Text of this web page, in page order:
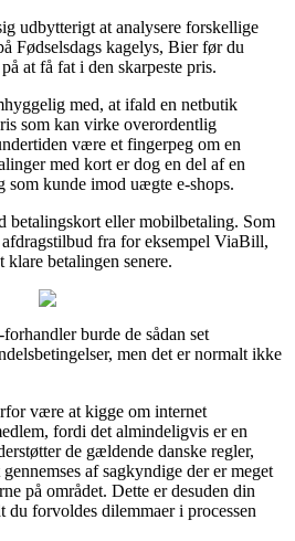
udbytterigt at analysere forskellige
Fødselsdags kagelys, Bier før du
at få fat i den skarpeste pris.
med, at ifald en netbutik
som kan virke overordentlig
være et fingerpeg om en
med kort er dog en del af en
som kunde imod uægte e-shops.
betalingskort eller mobilbetaling. Som
fra for eksempel ViaBill,
betalingen senere.
burde de sådan set
men det er normalt ikke
være at kigge om internet
fordi det almindeligvis er en
de gældende danske regler,
af sagkyndige der er meget
på området. Dette er desuden din
forvoldes dilemmaer i processen